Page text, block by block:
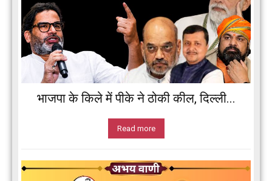
भाजपा के किले में पीके ने ठोकी कील, दिल्ली...
Read more